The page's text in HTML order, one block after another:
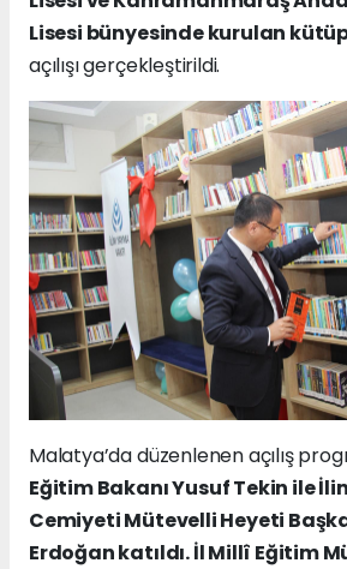
Lisesi bünyesinde kurulan
açılışı gerçekleştirildi.
Malatya’da düzenlenen açılış
Eğitim Bakanı Yusuf Tekin ile
Cemiyeti Mütevelli Heyeti
Erdoğan katıldı. İl Millî Eğitim